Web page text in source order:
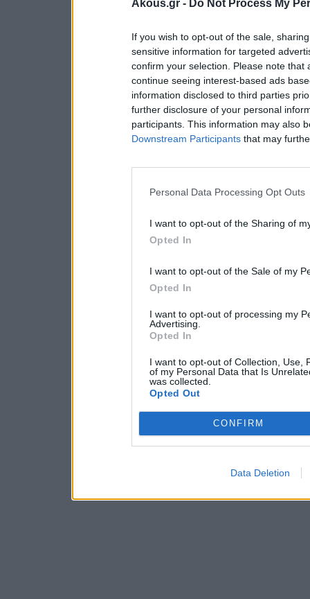
Akous.gr - Do Not Process My
If you wish to opt-out of the sale,
sensitive information for targeted
confirm your selection. Please note
continue seeing interest-based ads
information disclosed to third parties
further disclosure of your personal
participants. This information may also
Downstream Participants that may
Personal Data Processing Opt Outs
I want to opt-out of the Sharing of
Opted In
I want to opt-out of the Sale of my
Opted In
I want to opt-out of processing my
Advertising.
Opted In
I want to opt-out of Collection, Use,
of my Personal Data that Is
was collected.
Opted Out
CONFIRM
Data Deletion